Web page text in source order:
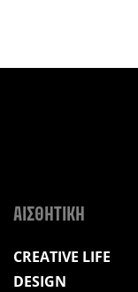
ΑΙΣΘΗΤΙΚΗ
CREATIVE LIFE
DESIGN